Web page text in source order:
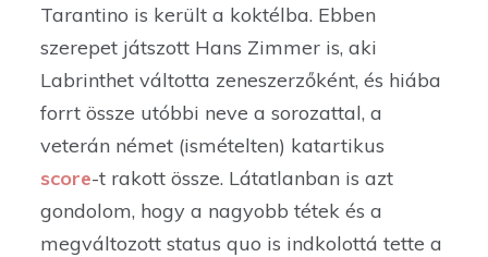
Tarantino is került a koktélba. Ebben
szerepet játszott Hans Zimmer is, aki
Labrinthet váltotta zeneszerzőként, és hiába
forrt össze utóbbi neve a sorozattal, a
veterán német (ismételten) katartikus
score-t rakott össze. Látatlanban is azt
gondolom, hogy a nagyobb tétek és a
megváltozott status quo is indkolottá tette a